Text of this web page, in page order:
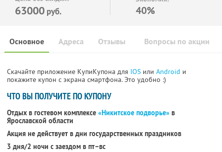
63000 руб. 40%
Основное Отзывы Вопросы по акции
Адреса
Скачайте приложение КупиКупона для IOS или Android и
покажите купон с экрана смартфона. Это удобно :)
ЧТО ВЫ ПОЛУЧИТЕ ПО КУПОНУ
Отдых в гостевом комплексе «Никитское подворье» в
Ярославской области
Акция не действует в дни государственных праздников
3 дня/2 ночи с заездом в пт–вс